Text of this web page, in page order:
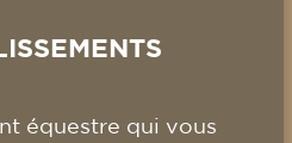
équestre qui vous